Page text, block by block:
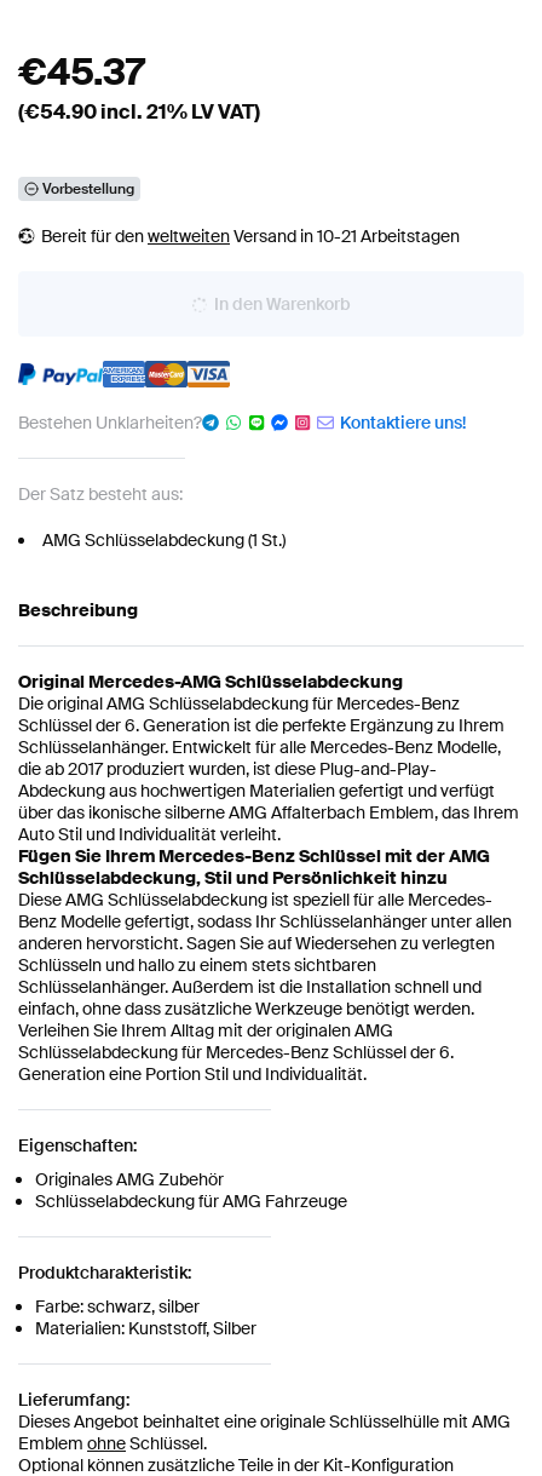
€45.37
(€54.90incl. 21% LV VAT)
Vorbestellung
Bereit für denweltweitenVersand in 10-21 Arbeitstagen
In den Warenkorb
Bestehen Unklarheiten? Kontaktiere uns!
Der Satz besteht aus:
AMG Schlüsselabdeckung (1 St.)
Beschreibung
Original Mercedes-AMG Schlüsselabdeckung
Die original AMG Schlüsselabdeckung für Mercedes-Benz
Schlüssel der 6. Generation ist die perfekte Ergänzung zu Ihrem
Schlüsselanhänger. Entwickelt für alle Mercedes-Benz Modelle,
die ab 2017 produziert wurden, ist diese Plug-and-Play-
Abdeckung aus hochwertigen Materialien gefertigt und verfügt
über das ikonische silberne AMG Affalterbach Emblem, das Ihrem
Auto Stil und Individualität verleiht.
Fügen Sie Ihrem Mercedes-Benz Schlüssel mit der AMG
Schlüsselabdeckung, Stil und Persönlichkeit hinzu
Diese AMG Schlüsselabdeckung ist speziell für alle Mercedes-
Benz Modelle gefertigt, sodass Ihr Schlüsselanhänger unter allen
anderen hervorsticht. Sagen Sie auf Wiedersehen zu verlegten
Schlüsseln und hallo zu einem stets sichtbaren
Schlüsselanhänger. Außerdem ist die Installation schnell und
einfach, ohne dass zusätzliche Werkzeuge benötigt werden.
Verleihen Sie Ihrem Alltag mit der originalen AMG
Schlüsselabdeckung für Mercedes-Benz Schlüssel der 6.
Generation eine Portion Stil und Individualität.
Eigenschaften:
Originales AMG Zubehör
Schlüsselabdeckung für AMG Fahrzeuge
Produktcharakteristik:
Farbe: schwarz, silber
Materialien: Kunststoff, Silber
Lieferumfang:
Dieses Angebot beinhaltet eine originale Schlüsselhülle mit AMG
Emblem ohneSchlüssel.
Optional können zusätzliche Teile in der Kit-Konfiguration